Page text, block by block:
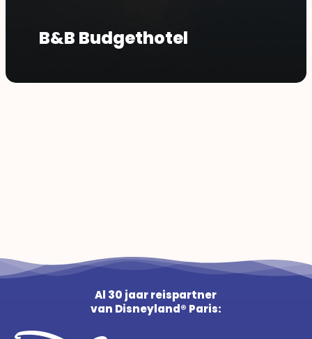
B&B Budgethotel
Al 30 jaar reispartner
van Disneyland® Paris: